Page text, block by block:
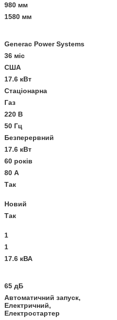
980 мм
1580 мм
Generac Power Systems
36 міс
США
17.6 кВт
Стаціонарна
Газ
220 В
50 Гц
Безперервний
17.6 кВт
60 років
80 А
Так
Новий
Так
1
1
17.6 кВА
65 дБ
Автоматичний запуск,
Електричний,
Електростартер